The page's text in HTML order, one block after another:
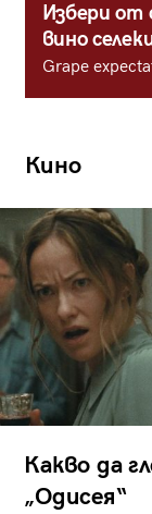
Избери от
вино
Grape
Кино
Какво да
„Одисея“